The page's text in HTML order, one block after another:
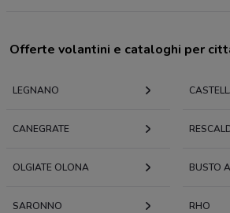
Offerte volantini e cataloghi per
LEGNANO
CANEGRATE
OLGIATE OLONA BUSTO
SARONNO RHO